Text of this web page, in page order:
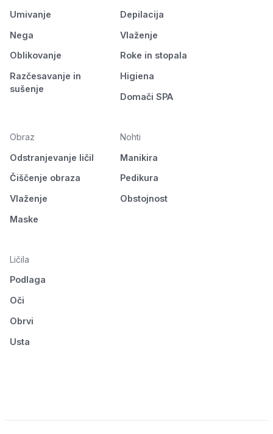
Umivanje
Nega
Oblikovanje
Razčesavanje in
sušenje
Depilacija
Vlaženje
Roke in stopala
Higiena
Domači SPA
Obraz
Odstranjevanje ličil
Čiščenje obraza
Vlaženje
Maske
Nohti
Manikira
Pedikura
Obstojnost
Ličila
Podlaga
Oči
Obrvi
Usta